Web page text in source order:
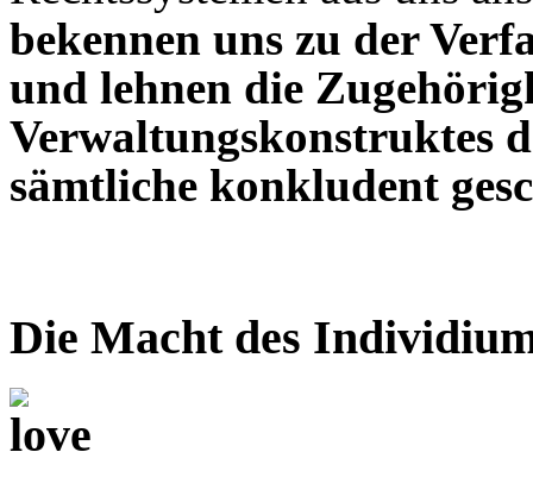
bekennen uns zu der
und lehnen die
Verwaltungskonstruktes
sämtliche konkludent
Die Macht des